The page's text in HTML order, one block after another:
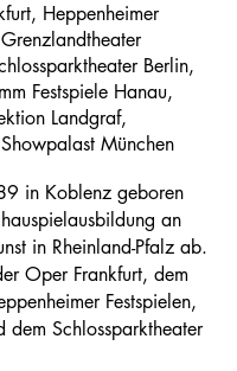
Heppenheimer
Berlin,
Festspiele Hanau,
Landgraf,
München
in Koblenz geboren
an
in Rheinland-Pfalz ab.
Oper Frankfurt, dem
Festspielen,
Schlossparktheater